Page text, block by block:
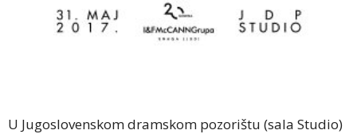
U Jugoslovenskom dramskom pozorištu (sala Studio)